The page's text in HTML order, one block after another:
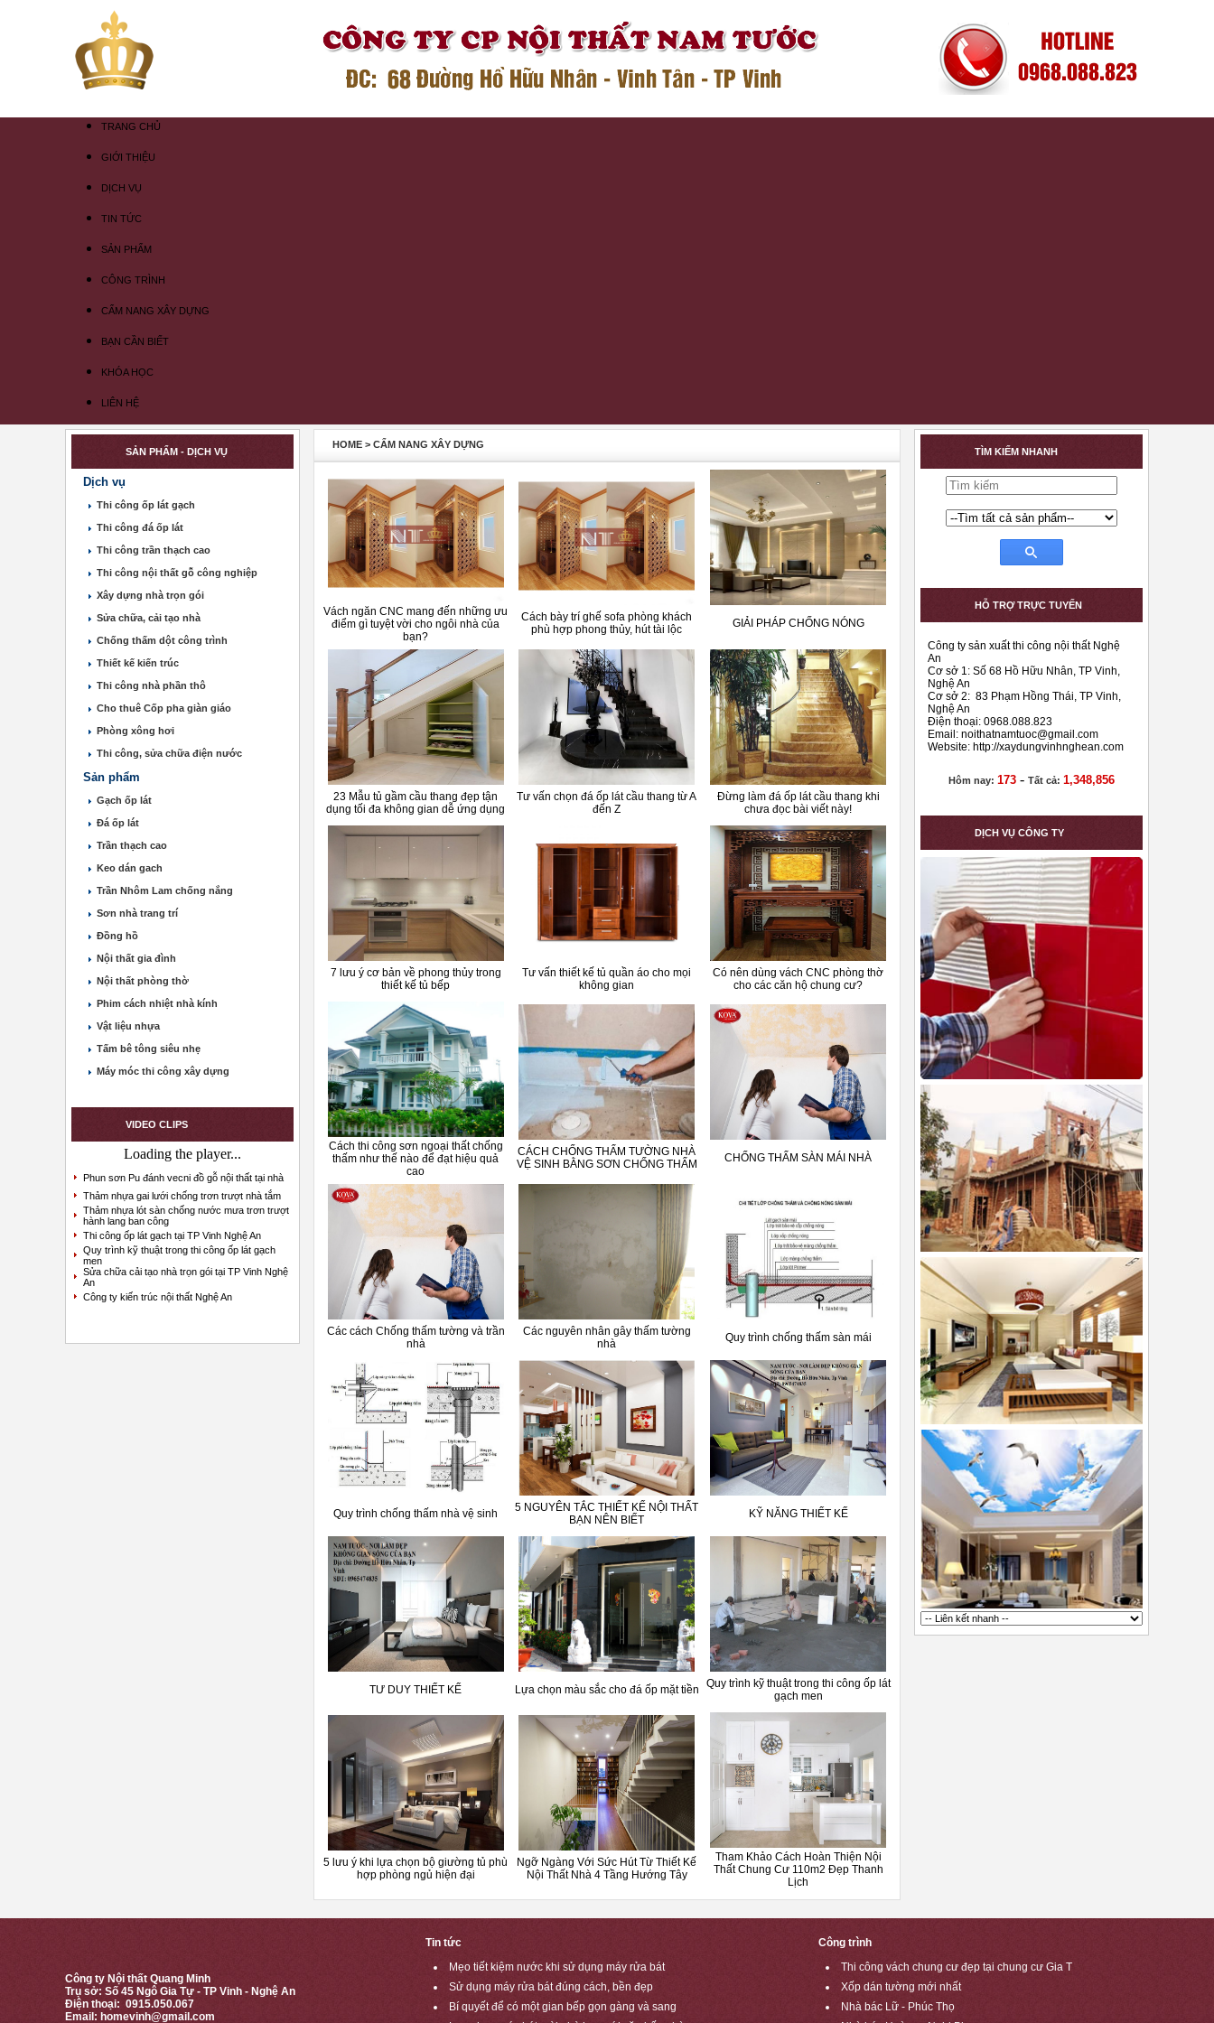
TRANG CHỦ
GIỚI THIỆU
DỊCH VỤ
TIN TỨC
SẢN PHẨM
CÔNG TRÌNH
CẨM NANG XÂY DỰNG
BẠN CẦN BIẾT
KHÓA HỌC
LIÊN HỆ
SẢN PHẨM - DỊCH VỤ
Dịch vụ
Thi công ốp lát gạch
Thi công đá ốp lát
Thi công trần thạch cao
Thi công nội thất gỗ công nghiệp
Xây dựng nhà trọn gói
Sửa chữa, cải tạo nhà
Chống thấm dột công trình
Thiết kế kiến trúc
Thi công nhà phần thô
Cho thuê Cốp pha giàn giáo
Phòng xông hơi
Thi công, sửa chữa điện nước
Sản phẩm
Gạch ốp lát
Đá ốp lát
Trần thạch cao
Keo dán gach
Trần Nhôm Lam chống nắng
Sơn nhà trang trí
Đồng hồ
Nội thất gia đình
Nội thất phòng thờ
Phim cách nhiệt nhà kính
Vật liệu nhựa
Tấm bê tông siêu nhẹ
Máy móc thi công xây dựng
VIDEO CLIPS
Loading the player...
Phun sơn Pu đánh vecni đồ gỗ nội thất tại nhà
Thảm nhựa gai lưới chống trơn trượt nhà tắm
Thảm nhựa lót sàn chống nước mưa trơn trượt
hành lang ban công
Thi công ốp lát gạch tại TP Vinh Nghệ An
Quy trình kỹ thuật trong thi công ốp lát gạch
men
Sửa chữa cải tạo nhà trọn gói tại TP Vinh Nghệ
An
Công ty kiến trúc nội thất Nghệ An
HOME > CẨM NANG XÂY DỰNG
Vách ngăn CNC mang đến những ưu
điểm gì tuyệt vời cho ngôi nhà của
bạn?
Cách bày trí ghế sofa phòng khách
phù hợp phong thủy, hút tài lộc
GIẢI PHÁP CHỐNG NÓNG
23 Mẫu tủ gầm cầu thang đẹp tận
dụng tối đa không gian dễ ứng dụng
Tư vấn chọn đá ốp lát cầu thang từ A
đến Z
Đừng làm đá ốp lát cầu thang khi
chưa đọc bài viết này!
7 lưu ý cơ bản về phong thủy trong
thiết kế tủ bếp
Tư vấn thiết kế tủ quần áo cho mọi
không gian
Có nên dùng vách CNC phòng thờ
cho các căn hộ chung cư?
Cách thi công sơn ngoại thất chống
thấm như thế nào để đạt hiệu quả
cao
CÁCH CHỐNG THẤM TƯỜNG NHÀ
VỆ SINH BẰNG SƠN CHỐNG THẤM
CHỐNG THẤM SÀN MÁI NHÀ
Các cách Chống thấm tường và trần
nhà
Các nguyên nhân gây thấm tường
nhà
Quy trình chống thấm sàn mái
Quy trình chống thấm nhà vệ sinh
5 NGUYÊN TẮC THIẾT KẾ NỘI THẤT
BẠN NÊN BIẾT
KỸ NĂNG THIẾT KẾ
TƯ DUY THIẾT KẾ Lựa chọn màu sắc cho đá ốp mặt tiền
Quy trình kỹ thuật trong thi công ốp lát
gạch men
5 lưu ý khi lựa chọn bộ giường tủ phù
hợp phòng ngủ hiện đại
Ngỡ Ngàng Với Sức Hút Từ Thiết Kế
Nội Thất Nhà 4 Tầng Hướng Tây
Tham Khảo Cách Hoàn Thiện Nội
Thất Chung Cư 110m2 Đẹp Thanh
Lịch
TÌM KIẾM NHANH
HỖ TRỢ TRỰC TUYẾN
Công ty sản xuất thi công nội thất Nghệ
An
Cơ sở 1: Số 68 Hồ Hữu Nhân, TP Vinh,
Nghệ An
Cơ sở 2: 83 Phạm Hồng Thái, TP Vinh,
Nghệ An
Điện thoại: 0968.088.823
Email: noithatnamtuoc@gmail.com
Website: http://xaydungvinhnghean.com
Hôm nay: 173 - Tất cả: 1,348,856
DỊCH VỤ CÔNG TY
Công ty Nội thất Quang Minh
Trụ sở: Số 45 Ngô Gia Tự - TP Vinh - Nghệ An
Điện thoại: 0915.050.067
Email: homevinh@gmail.com
Tin tức
Mẹo tiết kiệm nước khi sử dụng máy rửa bát
Sử dụng máy rửa bát đúng cách, bền đẹp
Bí quyết để có một gian bếp gọn gàng và sang
Công trình
Thi công vách chung cư đẹp tại chung cư Gia T
Xốp dán tường mới nhất
Nhà bác Lữ - Phúc Thọ